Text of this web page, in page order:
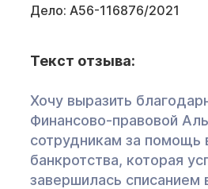
Дело: А56-116876/2021
Текст отзыва:
Хочу выразить
Финансово-правовой
сотрудникам за помощь
банкротства, которая
завершилась списанием